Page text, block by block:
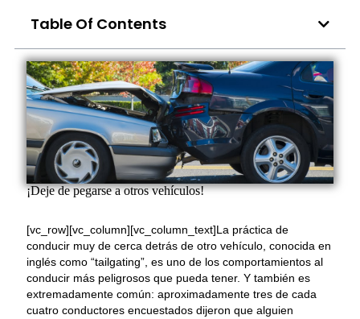
Table Of Contents
¡Deje de pegarse a otros vehículos!
[vc_row][vc_column][vc_column_text]La práctica de
conducir muy de cerca detrás de otro vehículo, conocida en
inglés como “tailgating”, es uno de los comportamientos al
conducir más peligrosos que pueda tener. Y también es
extremadamente común: aproximadamente tres de cada
cuatro conductores encuestados dijeron que alguien